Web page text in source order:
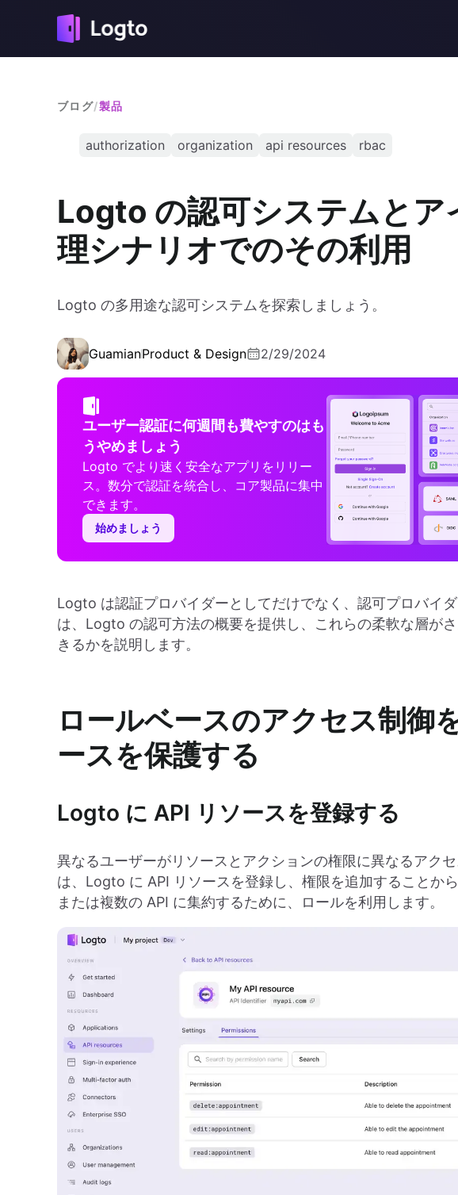
ブログ/製品
authorization organization api resources rbac
Logto の認可システムとア
理シナリオでのその利用
Logto の多用途な認可システムを探索しましょう。
GuamianProduct & Design 2/29/2024
ユーザー認証に何週間も費やすのはも
うやめましょう
Logto でより速く安全なアプリをリリー
ス。数分で認証を統合し、コア製品に集中
できます。
始めましょう
Logto は認証プロバイダーとしてだけでなく、認可プロバイ
は、Logto の認可方法の概要を提供し、これらの柔軟な層が
きるかを説明します。
ロールベースのアクセス制御
ースを保護する
Logto に API リソースを登録する
異なるユーザーがリソースとアクションの権限に異なるアク
は、Logto に API リソースを登録し、権限を追加することか
または複数の API に集約するために、ロールを利用します。